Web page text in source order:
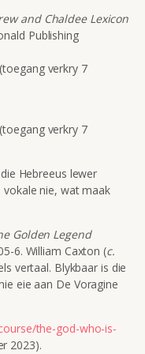
and Chaldee Lexicon
Publishing
(toegang verkry 7
(toegang verkry 7
Hebreeus lewer
vokale nie, wat maak
Golden Legend
6. William Caxton (c.
vertaal. Blykbaar is die
eie aan De Voragine
the-god-who-is-
2023).